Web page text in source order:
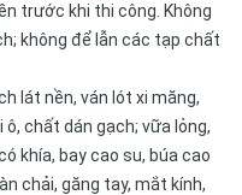
trước khi thi công. Không
không để lẫn các tạp chất
lát nền, ván lót xi măng,
chất dán gạch; vữa lỏng,
khía, bay cao su, búa cao
chải, găng tay, mắt kính,